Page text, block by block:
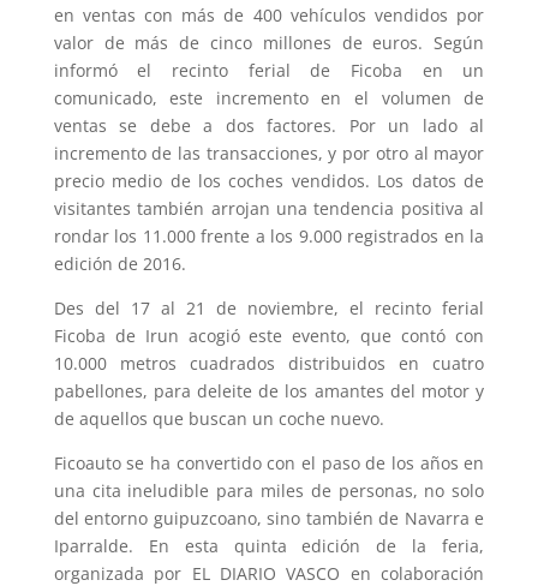
en ventas con más de 400 vehículos vendidos por
valor de más de cinco millones de euros. Según
informó el recinto ferial de Ficoba en un
comunicado, este incremento en el volumen de
ventas se debe a dos factores. Por un lado al
incremento de las transacciones, y por otro al mayor
precio medio de los coches vendidos. Los datos de
visitantes también arrojan una tendencia positiva al
rondar los 11.000 frente a los 9.000 registrados en la
edición de 2016.
Des del 17 al 21 de noviembre, el recinto ferial
Ficoba de Irun acogió este evento, que contó con
10.000 metros cuadrados distribuidos en cuatro
pabellones, para deleite de los amantes del motor y
de aquellos que buscan un coche nuevo.
Ficoauto se ha convertido con el paso de los años en
una cita ineludible para miles de personas, no solo
del entorno guipuzcoano, sino también de Navarra e
Iparralde. En esta quinta edición de la feria,
organizada por EL DIARIO VASCO en colaboración